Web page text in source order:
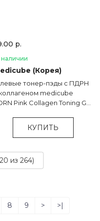
р.
наличии
(Корея)
тонер-пэды с ПДРН
medicube
Pink Collagen Toning Gel
КУПИТЬ
из 264)
8 9 > >|